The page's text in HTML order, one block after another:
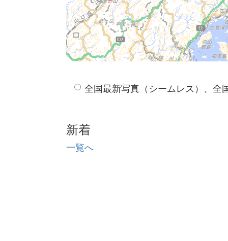
全国最新写真（シームレス）、全
新着
一覧へ